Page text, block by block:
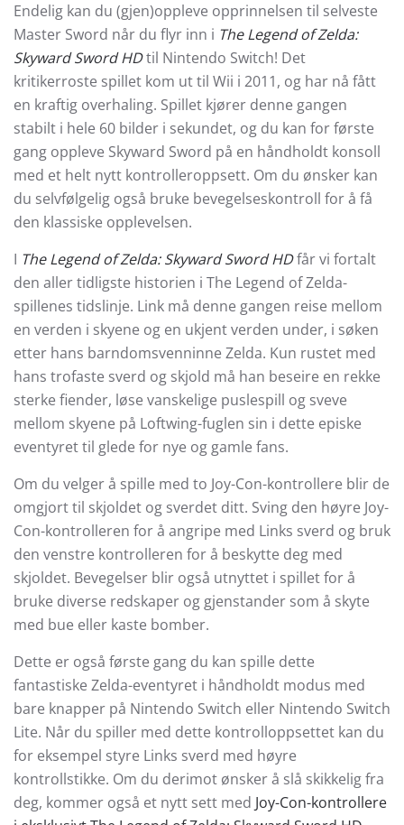
Endelig kan du (gjen)oppleve opprinnelsen til selveste
Master Sword når du flyr inn i The Legend of Zelda:
Skyward Sword HDtil Nintendo Switch! Det
kritikerroste spillet kom ut til Wii i 2011, og har nå fått
en kraftig overhaling. Spillet kjører denne gangen
stabilt i hele 60 bilder i sekundet, og du kan for første
gang oppleve Skyward Sword på en håndholdt konsoll
med et helt nytt kontrolleroppsett. Om du ønsker kan
du selvfølgelig også bruke bevegelseskontroll for å få
den klassiske opplevelsen.
I The Legend of Zelda: Skyward Sword HDfår vi fortalt
den aller tidligste historien i The Legend of Zelda-
spillenes tidslinje. Link må denne gangen reise mellom
en verden i skyene og en ukjent verden under, i søken
etter hans barndomsvenninne Zelda. Kun rustet med
hans trofaste sverd og skjold må han beseire en rekke
sterke fiender, løse vanskelige puslespill og sveve
mellom skyene på Loftwing-fuglen sin i dette episke
eventyret til glede for nye og gamle fans.
Om du velger å spille med to Joy-Con-kontrollere blir de
omgjort til skjoldet og sverdet ditt. Sving den høyre Joy-
Con-kontrolleren for å angripe med Links sverd og bruk
den venstre kontrolleren for å beskytte deg med
skjoldet. Bevegelser blir også utnyttet i spillet for å
bruke diverse redskaper og gjenstander som å skyte
med bue eller kaste bomber.
Dette er også første gang du kan spille dette
fantastiske Zelda-eventyret i håndholdt modus med
bare knapper på Nintendo Switch eller Nintendo Switch
Lite. Når du spiller med dette kontrolloppsettet kan du
for eksempel styre Links sverd med høyre
kontrollstikke. Om du derimot ønsker å slå skikkelig fra
deg, kommer også et nytt sett med Joy-Con-kontrollere